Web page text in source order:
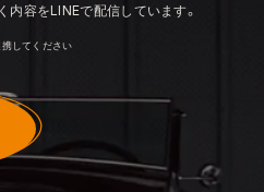
容をLINEで配信しています。
してください